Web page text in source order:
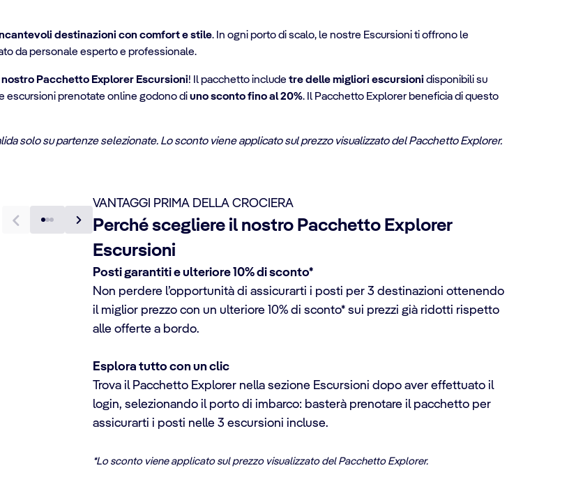
destinazioni con comfort e stile. In ogni porto di scalo, le nostre Escursioni ti offrono le
da personale esperto e professionale.
Pacchetto Explorer Escursioni! Il pacchetto include tre delle migliori escursioni disponibili su
escursioni prenotate online godono diuno sconto fino al 20%. Il Pacchetto Explorer beneficia di questo
solo su partenze selezionate. Lo sconto viene applicato sul prezzo visualizzato del Pacchetto Explorer.
VANTAGGI PRIMA DELLA CROCIERA
Perché scegliere il nostro Pacchetto Explorer
Escursioni
Posti garantiti e ulteriore 10% di sconto*
Non perdere l’opportunità di assicurarti i posti per 3 destinazioni ottenendo
il miglior prezzo con un ulteriore 10% di sconto* sui prezzi già ridotti rispetto
alle offerte a bordo.
Esplora tutto con un clic
Trova il Pacchetto Explorer nella sezione Escursioni dopo aver effettuato il
login, selezionando il porto di imbarco: basterà prenotare il pacchetto per
assicurarti i posti nelle 3 escursioni incluse.
*Lo sconto viene applicato sul prezzo visualizzato del Pacchetto Explorer.